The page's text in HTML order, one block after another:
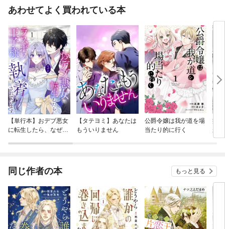
あわせてよく買われている本
【単行本】おデブ悪女
に転生したら、なぜか
【タテヨミ】あなたは
もういりません
公爵令嬢は我が道を場
当たり的に行く
病
が
ぎ
同じ作者の本 もっと見る